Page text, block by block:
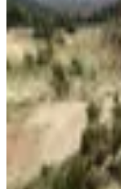
TURYAP YENİ